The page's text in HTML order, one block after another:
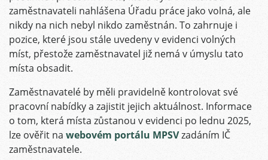
zaměstnavateli nahlášena Úřadu práce jako volná, ale
nikdy na nich nebyl nikdo zaměstnán. To zahrnuje i
pozice, které jsou stále uvedeny v evidenci volných
míst, přestože zaměstnavatel již nemá v úmyslu tato
místa obsadit.
Zaměstnavatelé by měli pravidelně kontrolovat své
pracovní nabídky a zajistit jejich aktuálnost. Informace
o tom, která místa zůstanou v evidenci po lednu 2025,
lze ověřit na webovém portálu MPSVzadáním IČ
zaměstnavatele.